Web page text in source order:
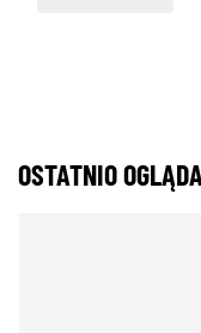
OSTATNIO